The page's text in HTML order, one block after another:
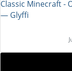
Classic Minecraft -
― Glyffi